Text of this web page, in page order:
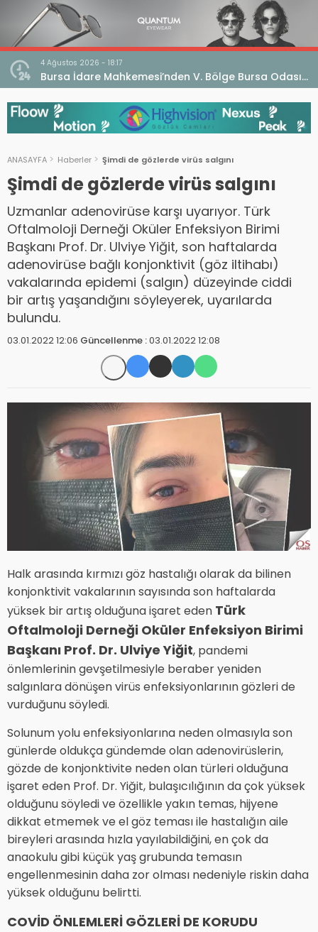
4 Ağustos 2026 - 18:17
Bursa İdare Mahkemesi’nden V. Bölge Bursa Odası
Genel Kurulu Hakkında İptal Kararı
ANASAYFA Haberler Şimdi de gözlerde virüs salgını
Şimdi de gözlerde virüs salgını
Uzmanlar adenovirüse karşı uyarıyor. Türk
Oftalmoloji Derneği Oküler Enfeksiyon Birimi
Başkanı Prof. Dr. Ulviye Yiğit, son haftalarda
adenovirüse bağlı konjonktivit (göz iltihabı)
vakalarında epidemi (salgın) düzeyinde ciddi
bir artış yaşandığını söyleyerek, uyarılarda
bulundu.
03.01.2022 12:06 Güncellenme :03.01.2022 12:08
Halk arasında kırmızı göz hastalığı olarak da bilinen
konjonktivit vakalarının sayısında son haftalarda
yüksek bir artış olduğuna işaret eden Türk
Oftalmoloji Derneği Oküler Enfeksiyon Birimi
Başkanı Prof. Dr. Ulviye Yiğit, pandemi
önlemlerinin gevşetilmesiyle beraber yeniden
salgınlara dönüşen virüs enfeksiyonlarının gözleri de
vurduğunu söyledi.
Solunum yolu enfeksiyonlarına neden olmasıyla son
günlerde oldukça gündemde olan adenovirüslerin,
gözde de konjonktivite neden olan türleri olduğuna
işaret eden Prof. Dr. Yiğit, bulaşıcılığının da çok yüksek
olduğunu söyledi ve özellikle yakın temas, hijyene
dikkat etmemek ve el göz teması ile hastalığın aile
bireyleri arasında hızla yayılabildiğini, en çok da
anaokulu gibi küçük yaş grubunda temasın
engellenmesinin daha zor olması nedeniyle riskin daha
yüksek olduğunu belirtti.
COVİD ÖNLEMLERİ GÖZLERİ DE KORUDU